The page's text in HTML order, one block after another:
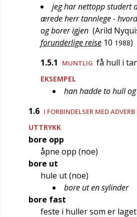
jeg har nettopp studert
ærede herr tannlege -
og borer igjen (Arild
forunderlige reise 10 1988)
1.5.1
MUNTLIG få hull i
EKSEMPEL
han hadde to hull
1.6 I FORBINDELSER MED
UTTRYKK
bore opp
åpne opp (noe)
bore ut
hule ut (noe)
bore ut en sylinder
bore fast
feste i huller som er